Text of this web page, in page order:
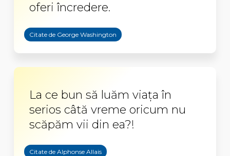
oferi încredere.
Citate de George Washington
La ce bun să luăm viața în
serios câtă vreme oricum nu
scăpăm vii din ea?!
Citate de Alphonse Allais